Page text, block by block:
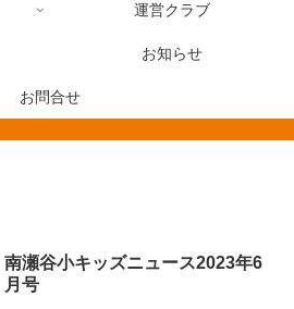
運営クラブ
お知らせ
お問合せ
南瀬谷小キッズニュース2023年6
月号